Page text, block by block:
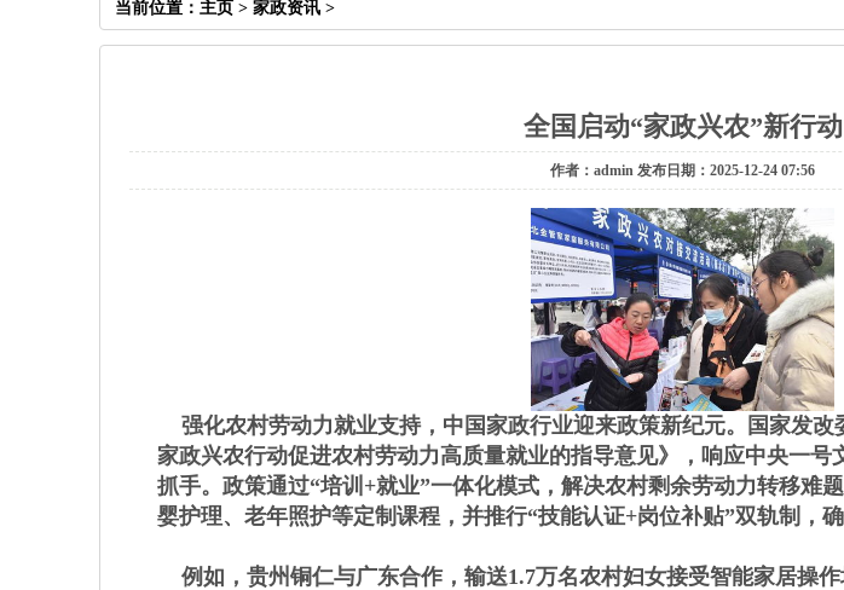
当前位置： 主页 > 家政资讯 >
全国启动“家政兴农”新行动
作者：admin 发布日期：2025-12-24 07:56
强化农村劳动力就业支持，中国家政行业迎来政策新纪元。国家发改
家政兴农行动促进农村劳动力高质量就业的指导意见》，响应中央一
抓手。政策通过“培训+就业”一体化模式，解决农村剩余劳动力转移难
婴护理、老年照护等定制课程，并推行“技能认证+岗位补贴”双轨制，
例如，贵州铜仁与广东合作，输送1.7万名农村妇女接受智能家居操